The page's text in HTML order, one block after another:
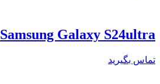
Samsung Galaxy S24ultra
تماس بگیرید